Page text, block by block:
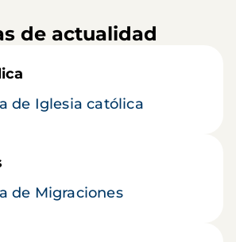
de actualidad
de Iglesia católica
de Migraciones